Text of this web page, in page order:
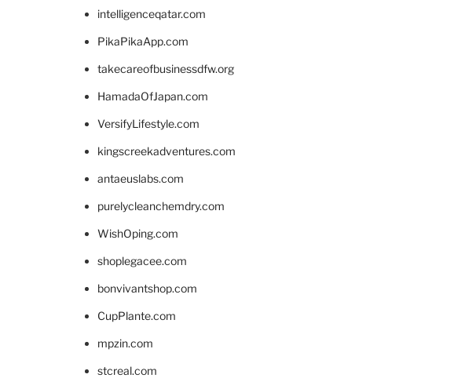
intelligenceqatar.com
PikaPikaApp.com
takecareofbusinessdfw.org
HamadaOfJapan.com
VersifyLifestyle.com
kingscreekadventures.com
antaeuslabs.com
purelycleanchemdry.com
WishOping.com
shoplegacee.com
bonvivantshop.com
CupPlante.com
mpzin.com
stcreal.com